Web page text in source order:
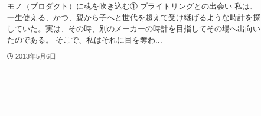
モノ（プロダクト）に魂を吹き込む① ブライトリングとの出会い 私は、
一生使える、かつ、親から子へと世代を超えて受け継げるような時計を探
していた。実は、その時、別のメーカーの時計を目指してその場へ出向い
たのである。 そこで、私はそれに目を奪わ...
2013年5月6日